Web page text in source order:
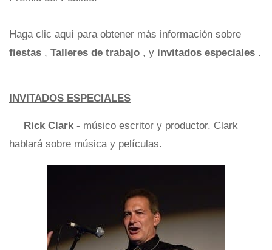
Haga clic aquí para obtener más información sobre
fiestas , Talleres de trabajo , y invitados especiales .
INVITADOS ESPECIALES
Rick Clark - músico escritor y productor. Clark
hablará sobre música y películas.